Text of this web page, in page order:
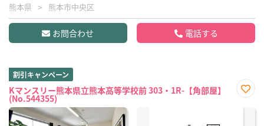
熊本県 熊本市中央区
お問合わせ 電話する
割引キャンペーン
Kマンスリー熊本県立熊本高等学校前 303・1R-【角部屋】
(No.544355)
に入